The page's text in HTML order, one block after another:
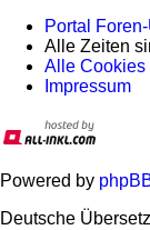
Portal
Alle Zeiten
Alle Cookies
Impressum
Powered by
Deutsche